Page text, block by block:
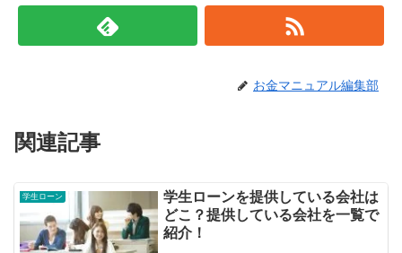
お金マニュアル編集部
関連記事
学生ローン
学生ローンを提供している会社は
どこ？提供している会社を一覧で
紹介！